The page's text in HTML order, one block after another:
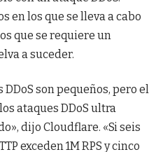
en los que se lleva a cabo
que se requiere un
a suceder.
son pequeños, pero el
ataques DDoS ultra
dijo Cloudflare. «Si seis
exceden 1M RPS y cinco